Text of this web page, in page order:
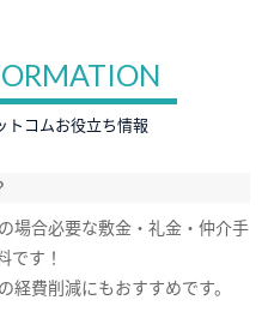
トコムお役立ち情報
場合必要な敷金・礼金・仲介手
です！
経費削減にもおすすめです。